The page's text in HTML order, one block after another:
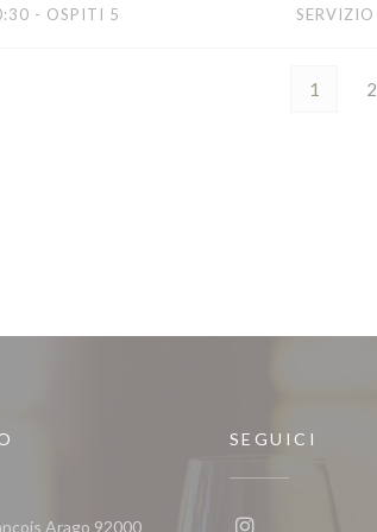
- OSPITI 5 SERVIZIO
1 2
Arago 92000
SEGUICI